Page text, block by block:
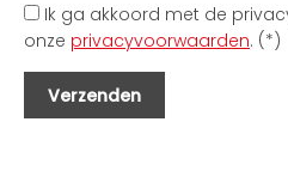
Ik ga akkoord met de
onze privacyvoorwaarden. (*)